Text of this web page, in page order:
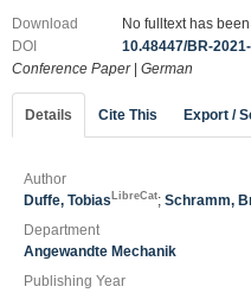
Download
No fulltext has
DOI
10.48447/BR-
Conference Paper| German
Details Cite This Export /
Author
Duffe, Tobias LibreCat; Schramm,
Department
Angewandte Mechanik
Publishing Year